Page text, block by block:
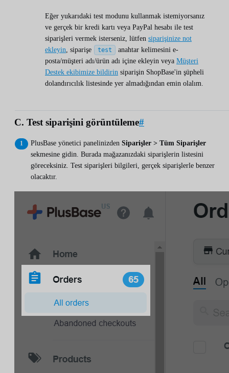
Eğer yukarıdaki test modunu kullanmak istemiyorsanız
ve gerçek bir kredi kartı veya PayPal hesabı ile test
siparişleri vermek isterseniz, lütfen siparişinize not
ekleyin, siparişe test
anahtar kelimesini e-
posta/müşteri adı/ürün adı içine ekleyin veya Müşteri
Destek ekibimize bildirin siparişin ShopBase'in şüpheli
dolandırıcılık listesinde yer almadığından emin olalım.
C. Test siparişini görüntüleme#
PlusBase yönetici panelinizden Siparişler > Tüm Siparişler
sekmesine gidin. Burada mağazanızdaki siparişlerin listesini
göreceksiniz. Test siparişleri bilgileri, gerçek siparişlerle benzer
olacaktır.